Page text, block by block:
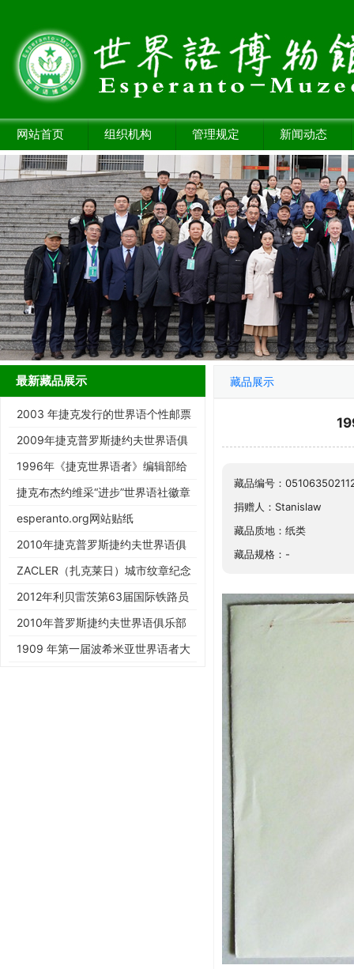
网站首页 组织机构 管理规定 新闻动态
最新藏品展示
2003 年捷克发行的世界语个性邮票
2009年捷克普罗斯捷约夫世界语俱
乐部成立100周年明信片
1996年《捷克世界语者》编辑部给
全国世协寄杂志的信封
捷克布杰约维采“进步”世界语社徽章
esperanto.org网站贴纸
2010年捷克普罗斯捷约夫世界语俱
乐部纪念日历卡
ZACLER（扎克莱日）城市纹章纪念
胸针
2012年利贝雷茨第63届国际铁路员
工世界语大会贴花
2010年普罗斯捷约夫世界语俱乐部
贴花
1909 年第一届波希米亚世界语者大
藏品展示
藏品编号：
捐赠人：Stanislaw
藏品质地：纸类
藏品规格：-